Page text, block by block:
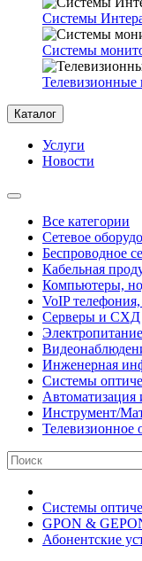
Системы
Системы
Телевизионные
Каталог
Услуги
Новости
Все категории
Сетевое
Беспроводное
Кабельная
Компьютеры,
VoIP
Серверы и СХД
Электропитание
Инженерная
Системы
Автоматизация
Инструмент/
Телевизионное
Системы
GPON &
Абонентские